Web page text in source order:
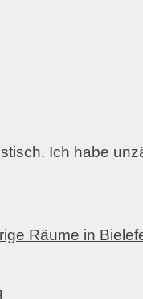
Ich habe